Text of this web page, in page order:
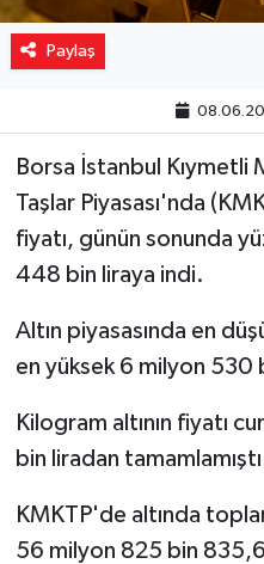
Paylaş
Borsa İstanbul Kıymetli
Taşlar Piyasası'nda
fiyatı, günün sonunda
448 bin liraya indi.
Altın piyasasında en
en yüksek 6 milyon 530
Kilogram altının fiyatı
bin liradan
KMKTP'de altında
56 milyon 825 bin